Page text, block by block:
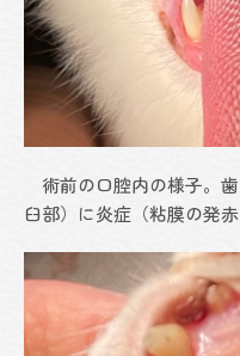
術前の口腔内の様子。
臼部）に炎症（粘膜の発赤